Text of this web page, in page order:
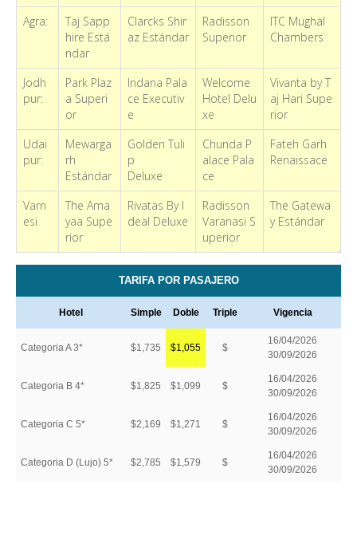
Agra:
Taj Sapp
hire Está
ndar
Clarcks Shir
az Estándar
Radisson
Superior
ITC Mughal
Chambers
Jodh
pur:
Park Plaz
a Superi
or
Indana Pala
ce Executiv
e
Welcome
Hotel Delu
xe
Vivanta by T
aj Hari Supe
rior
Udai
pur:
Mewarga
rh
Estándar
Golden Tuli
p
Deluxe
Chunda P
alace Pala
ce
Fateh Garh
Renaissace
Varn
esi
The Ama
yaa Supe
rior
Rivatas By I
deal Deluxe
Radisson
Varanasi S
uperior
The Gatewa
y Estándar